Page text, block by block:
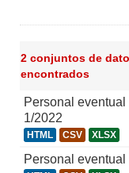
2 conjuntos de
encontrados
Personal
1/2022
HTML CSV XLSX
Personal eventual